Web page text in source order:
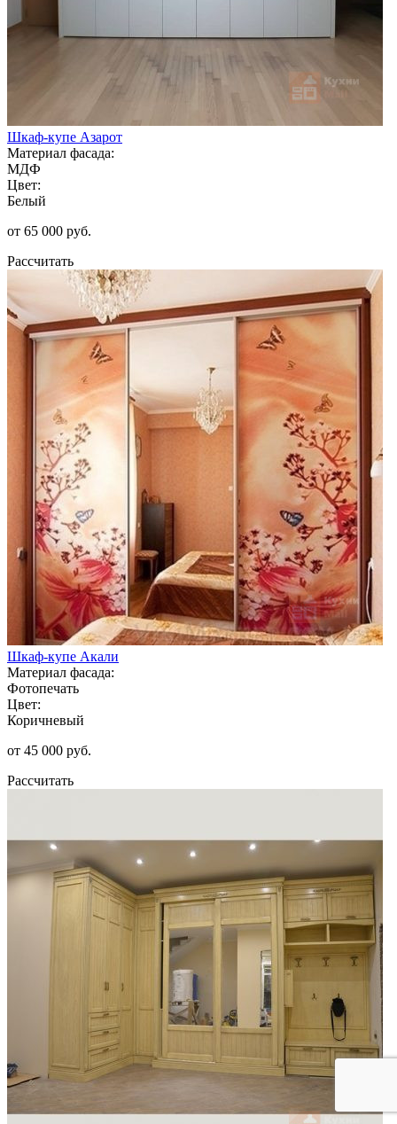
Шкаф-купе Азарот
Материал фасада:
МДФ
Цвет:
Белый
от 65 000 руб.
Рассчитать
Шкаф-купе Акали
Материал фасада:
Фотопечать
Цвет:
Коричневый
от 45 000 руб.
Рассчитать